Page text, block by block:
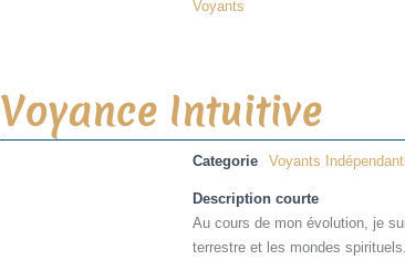
Voyants
Voyance Intuitive
Categorie Voyants
Description courte
Au cours de mon évolution, je
terrestre et les mondes spirituels.